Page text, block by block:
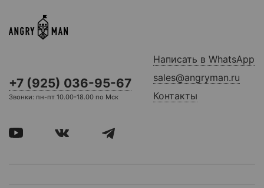
+7 (925) 036-95-67
Звонки: пн-пт 10.00-18.00 по Мск
Написать в WhatsApp
sales@angryman.ru
Контакты